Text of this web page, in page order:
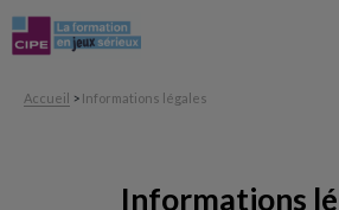
Accueil > Informations légales
Informations